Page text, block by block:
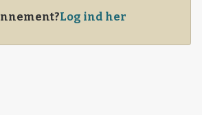
Log ind her